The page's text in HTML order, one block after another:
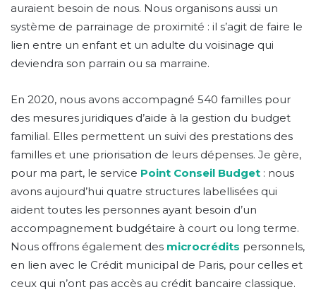
auraient besoin de nous. Nous organisons aussi un
système de parrainage de proximité : il s’agit de faire le
lien entre un enfant et un adulte du voisinage qui
deviendra son parrain ou sa marraine.
En 2020, nous avons accompagné 540 familles pour
des mesures juridiques d’aide à la gestion du budget
familial. Elles permettent un suivi des prestations des
familles et une priorisation de leurs dépenses. Je gère,
pour ma part, le service Point Conseil Budget : nous
avons aujourd’hui quatre structures labellisées qui
aident toutes les personnes ayant besoin d’un
accompagnement budgétaire à court ou long terme.
Nous offrons également des microcrédits personnels,
en lien avec le Crédit municipal de Paris, pour celles et
ceux qui n’ont pas accès au crédit bancaire classique.